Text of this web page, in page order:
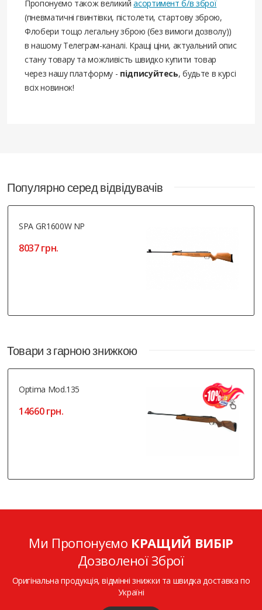
Пропонуємо також великийасортимент б/в зброї
(пневматичні гвинтівки, пістолети, стартову зброю,
Флобери тощо легальну зброю (без вимоги дозволу))
в нашому Телеграм-каналі. Кращі ціни, актуальний опис
стану товару та можливість швидко купити товар
через нашу платформу - підписуйтесь, будьте в курсі
всіх новинок!
Популярно серед відвідувачів
SPA GR1600W NP
8037 грн.
Товари з гарною знижкою
Optima Mod.135
14660 грн.
Ми Пропонуємо КРАЩИЙ ВИБІР
Дозволеної Зброї
Оригінальна продукція, відмінні знижки та швидка доставка по
Україні